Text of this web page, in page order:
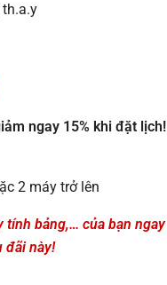
ngay 15% khi đặt lịch!
2 máy trở lên
tính bảng,… của bạn ngay
đãi này!